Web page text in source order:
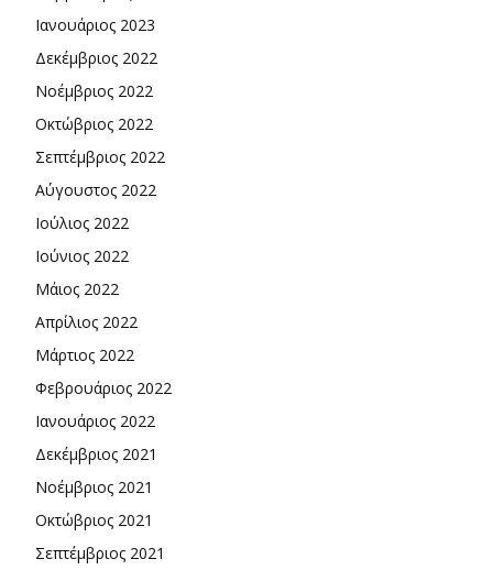
Ιανουάριος 2023
Δεκέμβριος 2022
Νοέμβριος 2022
Οκτώβριος 2022
Σεπτέμβριος 2022
Αύγουστος 2022
Ιούλιος 2022
Ιούνιος 2022
Μάιος 2022
Απρίλιος 2022
Μάρτιος 2022
Φεβρουάριος 2022
Ιανουάριος 2022
Δεκέμβριος 2021
Νοέμβριος 2021
Οκτώβριος 2021
Σεπτέμβριος 2021